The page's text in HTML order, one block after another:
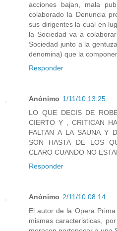
acciones bajan, mala
colaborado la Denuncia
sus dirigentes la cual en
la Sociedad va a
Sociedad junto a la
denomina) que la
Responder
Anónimo 1/11/10 13:25
LO QUE DECIS DE
CIERTO Y , CRITICAN
FALTAN A LA SAUNA Y
SON HASTA DE LOS
CLARO CUANDO NO
Responder
Anónimo 2/11/10 08:14
El autor de la Opera
mismas caracteristicas,